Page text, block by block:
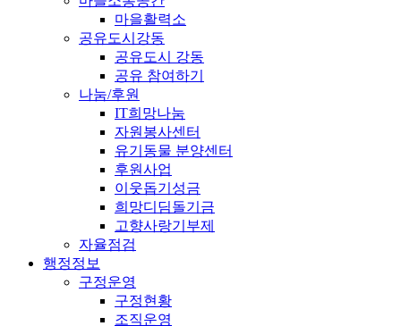
마을활력소
공유도시강동
공유도시 강동
공유 참여하기
나눔/후원
IT희망나눔
자원봉사센터
유기동물 분양센터
후원사업
이웃돕기성금
희망디딤돌기금
고향사랑기부제
자율점검
행정정보
구정운영
구정현황
조직운영